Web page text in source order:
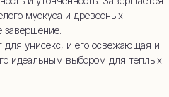
мускуса и древесных
завершение.
для унисекс, и его освежающая и
идеальным выбором для теплых